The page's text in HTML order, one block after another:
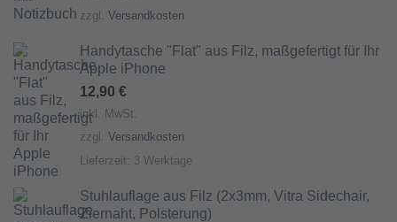
zzgl. Versandkosten
Handytasche "Flat" aus Filz, maßgefertigt für Ihr
Apple iPhone
12,90 €
inkl. MwSt.
zzgl. Versandkosten
Lieferzeit: 3 Werktage
Stuhlauflage aus Filz (2x3mm, Vitra Sidechair,
Ziernaht, Polsterung)